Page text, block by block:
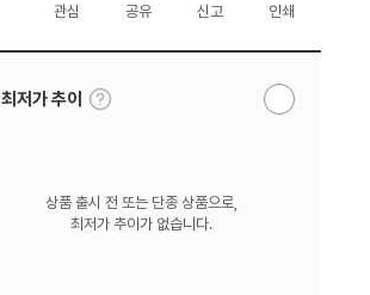
관심 공유 신고 인쇄
최저가 추이
툴
팁
알
상품 출시 전 또는 단종 상품으로,
최저가 추이가 없습니다.